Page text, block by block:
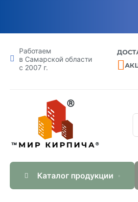
Работаем
в Самарской области
с 2007 г.
Каталог продукции